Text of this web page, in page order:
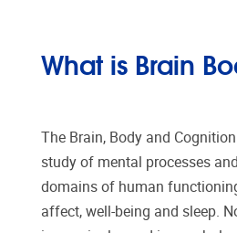
What is Brain
The Brain, Body and
study of mental processes
domains of human
affect, well-being and sleep.